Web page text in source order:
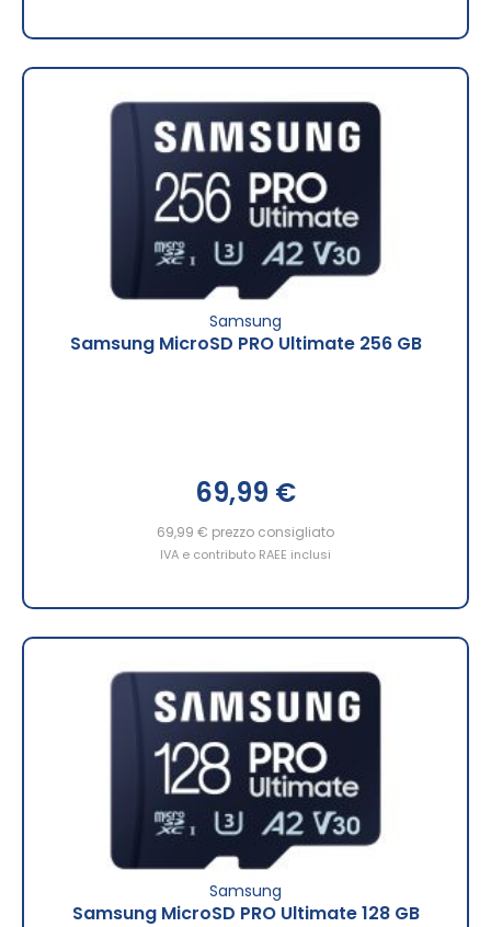
Samsung
Samsung MicroSD PRO Ultimate 256 GB
69,99 €
69,99 € prezzo consigliato
IVA e contributo RAEE inclusi
Samsung
Samsung MicroSD PRO Ultimate 128 GB